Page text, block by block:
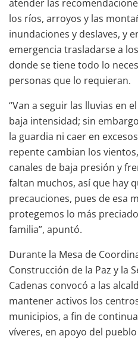
atender las
los ríos, arroyos y las
inundaciones y deslaves, y
emergencia trasladarse a
donde se tiene todo lo
personas que lo requieran.
“Van a seguir las lluvias en
baja intensidad; sin
la guardia ni caer en
repente cambian los
canales de baja presión y
faltan muchos, así que hay
precauciones, pues de esa
protegemos lo más
familia”, apuntó.
Durante la Mesa de
Construcción de la Paz y la
Cadenas convocó a las
mantener activos los
municipios, a fin de
víveres, en apoyo del